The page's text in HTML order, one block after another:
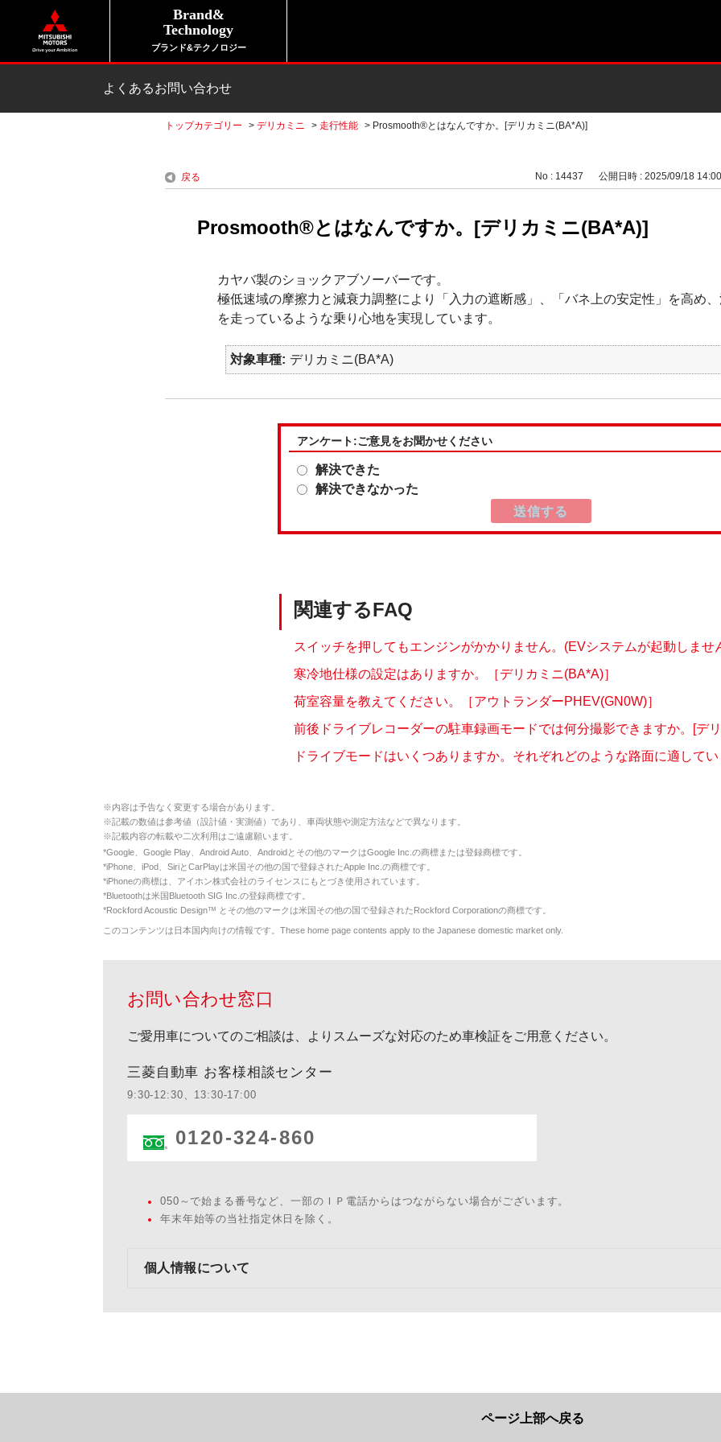
Brand&
Technology
ブランド&テクノロジー
よくあるお問い合わせ
トップカテゴリー > デリカミニ > 走行性能 > Prosmooth®とはなんですか。[デリカミニ(BA*A)]
戻る No : 14437 公開日時 : 2025/09/18 14:00
Prosmooth®とはなんですか。[デリカミニ(BA*A)]
カヤバ製のショックアブソーバーです。
極低速域の摩擦力と減衰力調整により「入力の遮断感」、「バネ上の安定性」を高め
を走っているような乗り心地を実現しています。
対象車種 デリカミニ(BA*A)
アンケート:ご意見をお聞かせください
解決できた
解決できなかった
関連するFAQ
スイッチを押してもエンジンがかかりません。(EVシステムが起動しませ
寒冷地仕様の設定はありますか。［デリカミニ(BA*A)］
荷室容量を教えてください。［アウトランダーPHEV(GN0W)］
前後ドライブレコーダーの駐車録画モードでは何分撮影できますか。[デ
ドライブモードはいくつありますか。それぞれどのような路面に適して
※内容は予告なく変更する場合があります。
※記載の数値は参考値（設計値・実測値）であり、車両状態や測定方法などで異なります。
※記載内容の転載や二次利用はご遠慮願います。
*Google、Google Play、Android Auto、Androidとその他のマークはGoogle Inc.の商標または登録商標です。
*iPhone、iPod、SiriとCarPlayは米国その他の国で登録されたApple Inc.の商標です。
*iPhoneの商標は、アイホン株式会社のライセンスにもとづき使用されています。
*Bluetoothは米国Bluetooth SIG Inc.の登録商標です。
*Rockford Acoustic Design™ とその他のマークは米国その他の国で登録されたRockford Corporationの商標です。
このコンテンツは日本国内向けの情報です。These home page contents apply to the Japanese domestic market only.
お問い合わせ窓口
ご愛用車についてのご相談は、よりスムーズな対応のため車検証をご用意ください。
三菱自動車 お客様相談センター
9:30-12:30、13:30-17:00
0120-324-860
050～で始まる番号など、一部のＩＰ電話からはつながらない場合がございます。
年末年始等の当社指定休日を除く。
個人情報について
ページ上部へ戻る